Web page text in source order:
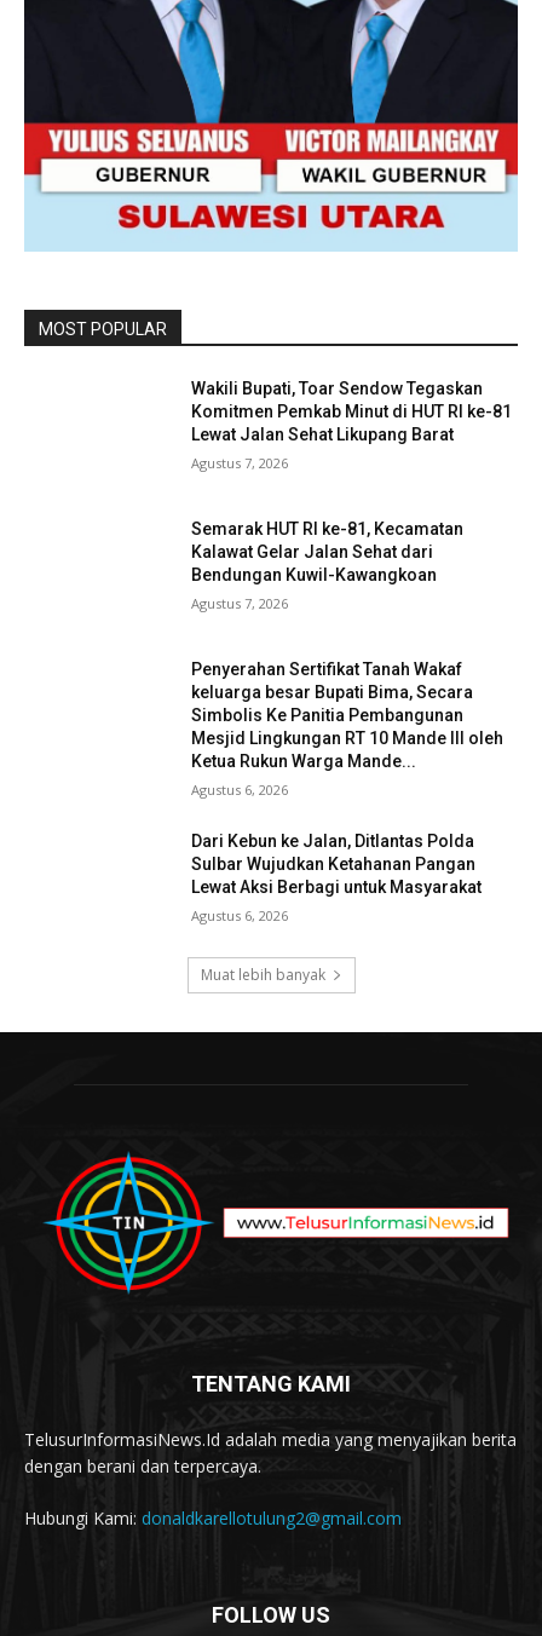
MOST POPULAR
Wakili Bupati, Toar Sendow Tegaskan
Komitmen Pemkab Minut di HUT RI ke-81
Lewat Jalan Sehat Likupang Barat
Agustus 7, 2026
Semarak HUT RI ke-81, Kecamatan
Kalawat Gelar Jalan Sehat dari
Bendungan Kuwil-Kawangkoan
Agustus 7, 2026
Penyerahan Sertifikat Tanah Wakaf
keluarga besar Bupati Bima, Secara
Simbolis Ke Panitia Pembangunan
Mesjid Lingkungan RT 10 Mande III oleh
Ketua Rukun Warga Mande...
Agustus 6, 2026
Dari Kebun ke Jalan, Ditlantas Polda
Sulbar Wujudkan Ketahanan Pangan
Lewat Aksi Berbagi untuk Masyarakat
Agustus 6, 2026
Muat lebih banyak
TENTANG KAMI
TelusurInformasiNews.Id adalah media yang menyajikan berita
dengan berani dan terpercaya.
Hubungi Kami: donaldkarellotulung2@gmail.com
FOLLOW US